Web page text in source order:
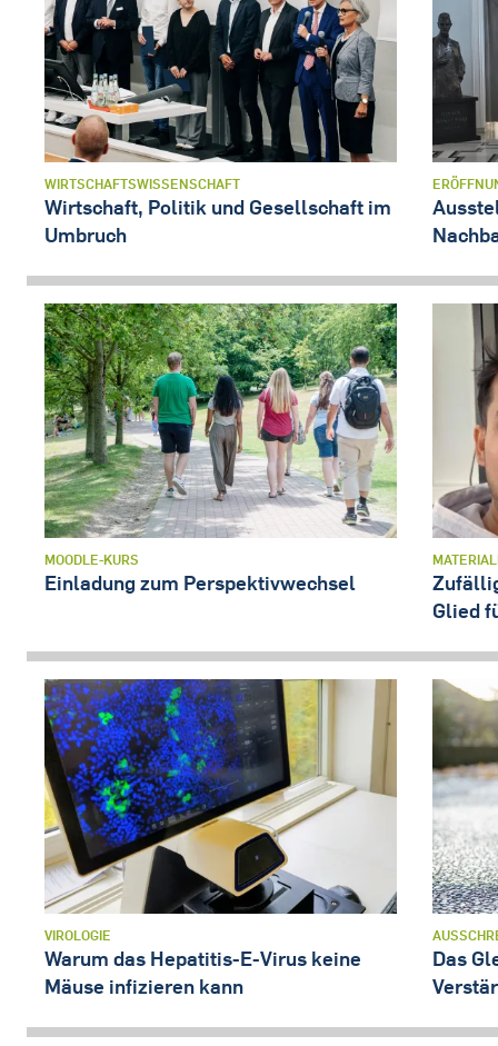
WIRTSCHAFTSWISSENSCHAFT
Wirtschaft, Politik und Gesellschaft im
Umbruch
MOODLE-KURS
Einladung zum Perspektivwechsel
Glied
VIROLOGIE
Warum das Hepatitis-E-Virus keine
Mäuse infizieren kann
Das